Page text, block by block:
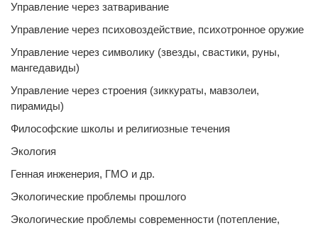
Управление через затваривание
Управление через психовоздействие, психотронное оружие
Управление через символику (звезды, свастики, руны,
мангедавиды)
Управление через строения (зиккураты, мавзолеи,
пирамиды)
Философские школы и религиозные течения
Экология
Генная инженерия, ГМО и др.
Экологические проблемы прошлого
Экологические проблемы современности (потепление,